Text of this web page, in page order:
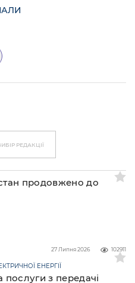
РЕДАКЦІЇ
продовжено до
102911
27 Липня 2026
з передачі
ЕНЕРГІЇ